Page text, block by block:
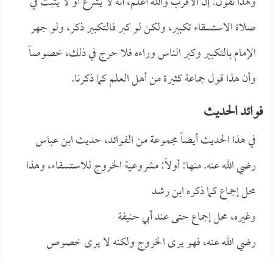
صلاة الاستسقاء تكبير، ولكن لو كبر فالتكبير ذكر، ولو جهر
الإمام بالتكبير وكبر الناس وراءه فلا حرج في ذلك، خصوصاً
وأن هذا قول جماعة كثيرة من أهل العلم كما ذكرنا.
فوائد الحديث
في هذا الحديث أيضاً مجموعة من الفوائد، حديثابن عباس
رضي الله عنه. منها: أولاً: مشروعية الخروج للاستسقاء، وهذا
محل إجماع كما ذكرهابن رشد
وغيره، محل إجماع حتى عندأبي حنيفة
رضي الله عنه، فهو يرى الخروج ولكنه لا يرى خصوص